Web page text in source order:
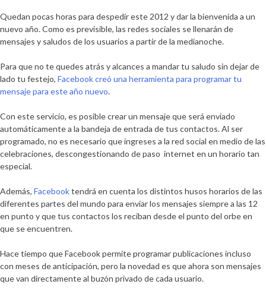
Quedan pocas horas para despedir este 2012 y dar la bienvenida a un
nuevo año. Como es previsible, las redes sociales se llenarán de
mensajes y saludos de los usuarios a partir de la medianoche.
Para que no te quedes atrás y alcances a mandar tu saludo sin dejar de
lado tu festejo, Facebook creó una herramienta para programar tu
mensaje para este año nuevo.
Con este servicio, es posible crear un mensaje que será enviado
automáticamente a la bandeja de entrada de tus contactos. Al ser
programado, no es necesario que ingreses a la red social en medio de las
celebraciones, descongestionando de paso internet en un horario tan
especial.
Además, Facebooktendrá en cuenta los distintos husos horarios de las
diferentes partes del mundo para enviar los mensajes siempre a las 12
en punto y que tus contactos los reciban desde el punto del orbe en
que se encuentren.
Hace tiempo que Facebook permite programar publicaciones incluso
con meses de anticipación, pero la novedad es que ahora son mensajes
que van directamente al buzón privado de cada usuario.